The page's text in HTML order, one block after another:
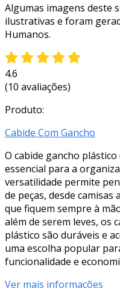
Algumas imagens deste
ilustrativas e foram
Humanos.
4.6
(10 avaliações)
Produto:
Cabide Com Gancho
O cabide gancho
essencial para a
versatilidade permite
de peças, desde camisas
que fiquem sempre à
além de serem leves, os
plástico são duráveis e
uma escolha popular
funcionalidade e
Ver mais informações